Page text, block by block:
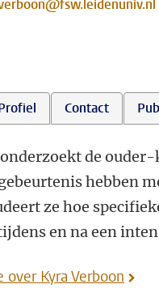
Contact
de
hebben
ze hoe
en na een
Kyra Verboon